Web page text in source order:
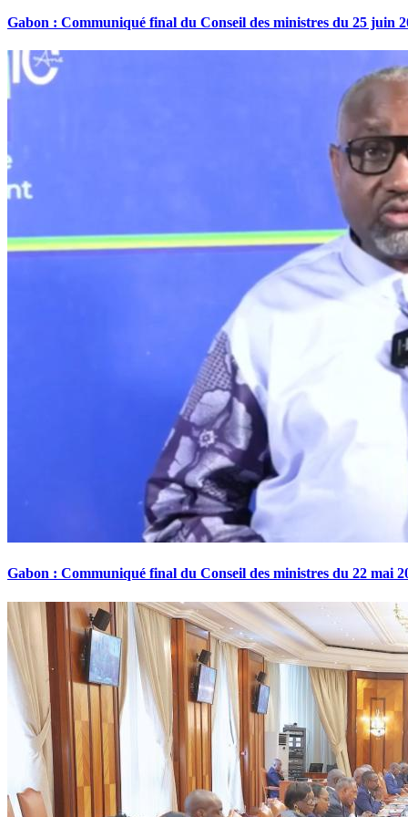
Gabon : Communiqué final du Conseil des ministres du 25 juin
Gabon : Communiqué final du Conseil des ministres du 22 mai